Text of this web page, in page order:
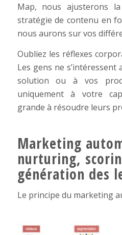
Map, nous ajusterons
stratégie de contenu en
nous aurons sur vos
Oubliez les réflexes
Les gens ne
solution ou à vos
uniquement à votre
grande à résoudre leurs
Marketing
nurturing,
génération des
Le principe du marketing